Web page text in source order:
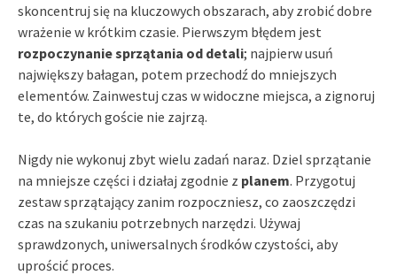
skoncentruj się na kluczowych obszarach, aby zrobić dobre
wrażenie w krótkim czasie. Pierwszym błędem jest
rozpoczynanie sprzątania od detali; najpierw usuń
największy bałagan, potem przechodź do mniejszych
elementów. Zainwestuj czas w widoczne miejsca, a zignoruj
te, do których goście nie zajrzą.
Nigdy nie wykonuj zbyt wielu zadań naraz. Dziel sprzątanie
na mniejsze części i działaj zgodnie z planem. Przygotuj
zestaw sprzątający zanim rozpoczniesz, co zaoszczędzi
czas na szukaniu potrzebnych narzędzi. Używaj
sprawdzonych, uniwersalnych środków czystości, aby
uprościć proces.